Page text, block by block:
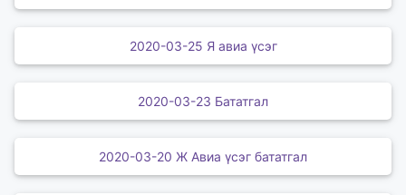
2020-03-25 Я авиа үсэг
2020-03-23 Бататгал
2020-03-20 Ж Авиа үсэг бататгал